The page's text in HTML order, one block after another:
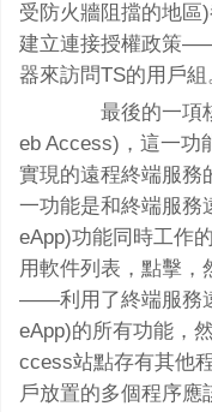
受防火牆阻擋的地區
建立連接授權政策
器來訪問TS的用戶組
最後的一項核
eb Access)，這一功
實現的遠程終端服務
一功能是和終端服務
eApp)功能同時工作
用軟件列表，點擊，
——利用了終端服務
eApp)的所有功能，
ccess站點存有其他
戶放置的多個程序應